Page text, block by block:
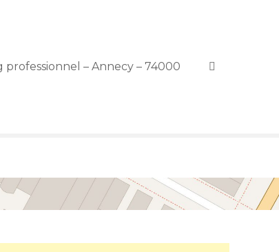
professionnel – Annecy – 74000